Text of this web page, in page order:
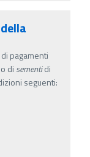
pagamenti
di sementidi
seguenti: